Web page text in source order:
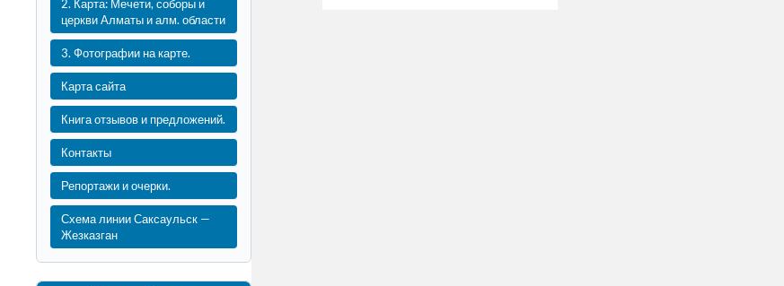
2. Карта: Мечети, соборы и
церкви Алматы и алм. области
3. Фотографии на карте.
Карта сайта
Книга отзывов и предложений.
Контакты
Репортажи и очерки.
Схема линии Саксаульск —
Жезказган